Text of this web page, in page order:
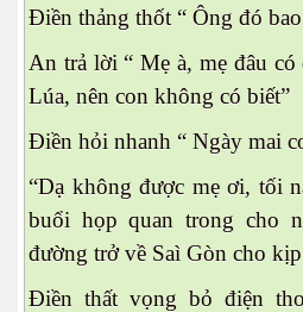
Điền thảng thốt “ Ông đó
An trả lời “ Mẹ à, mẹ đâu
Lúa, nên con không có biết”
Điền hỏi nhanh “ Ngày mai
“Dạ không được mẹ ơi, tối
buổi họp quan trong cho
đường trở về Saì Gòn cho
Điền thất vọng bỏ điện